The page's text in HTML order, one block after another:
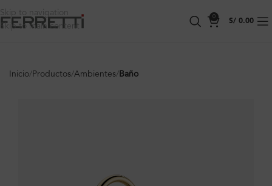
Skip to navigation
Skip to main content
0
S/ 0.00
Inicio Productos Ambientes Baño